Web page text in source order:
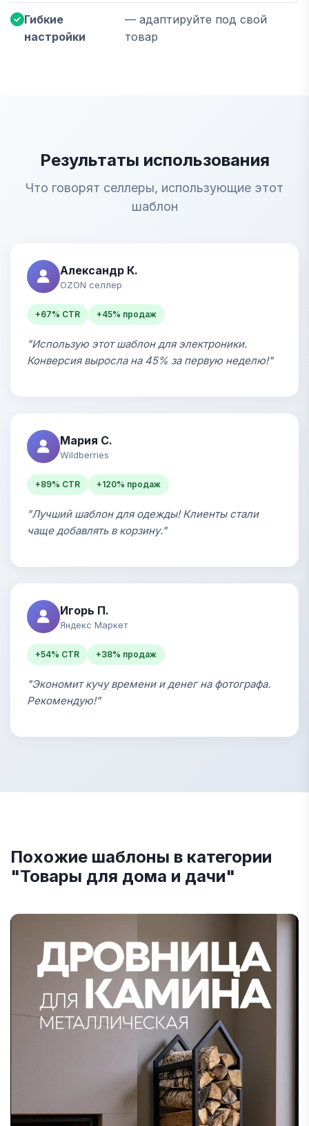
Гибкие
настройки
— адаптируйте под свой
товар
Результаты использования
Что говорят селлеры, использующие этот
шаблон
Александр К.
OZON селлер
+67% CTR +45% продаж
"Использую этот шаблон для электроники.
Конверсия выросла на 45% за первую неделю!"
Мария С.
Wildberries
+89% CTR +120% продаж
"Лучший шаблон для одежды! Клиенты стали
чаще добавлять в корзину."
Игорь П.
Яндекс Маркет
+54% CTR +38% продаж
"Экономит кучу времени и денег на фотографа.
Рекомендую!"
Похожие шаблоны в категории
"Товары для дома и дачи"